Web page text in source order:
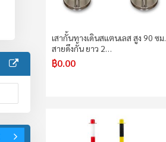
เสากั้นทางเดินสแตนเลส สูง 90 ซม.
สายดึงกั้น ยาว 2…
฿0.00